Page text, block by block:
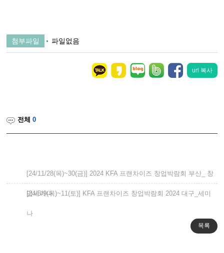
첨부파일 파일없음
url 복사
전체0
[24/11/28(목)~30(금)] 2024 KFA 프랜차이즈 창업박람회 부산_ 창
업세미나
[24/5/9(목)~11(토)] KFA 프랜차이즈 창업박람회 2024 대구_세미
나